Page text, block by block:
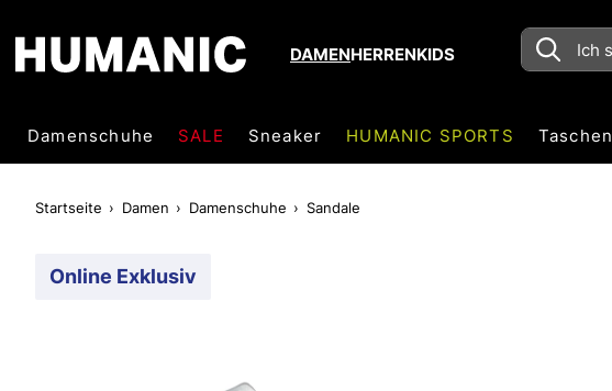
DAMENHERRENKIDS
Damenschuhe SALE Sneaker HUMANIC SPORTS Taschen
Startseite Damen Damenschuhe Sandale
Online Exklusiv